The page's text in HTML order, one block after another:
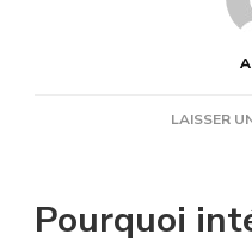
LAISSER
Pourquoi